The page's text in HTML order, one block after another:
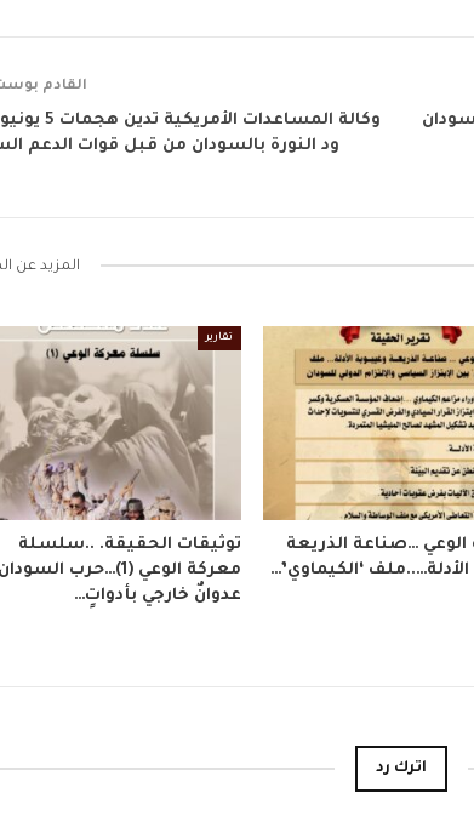
القادم
وكالة المساعدات
ود النورة بالسودان من قبل قوات الدعم
المزيد عن
…صناعة الذريعة
‘الكيماوي’…
تقارير
توثيقات الحقيقة. ..سلسلة
معركة الوعي (1)…حرب السودان
عدوانٌ خارجي بأدواتٍ…
اترك رد